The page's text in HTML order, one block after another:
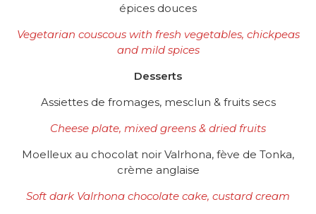
épices douces
Vegetarian couscous with fresh vegetables, chickpeas
and mild spices
Desserts
Assiettes de fromages, mesclun & fruits secs
Cheese plate, mixed greens & dried fruits
Moelleux au chocolat noir Valrhona, fève de Tonka,
crème anglaise
Soft dark Valrhona chocolate cake, custard cream